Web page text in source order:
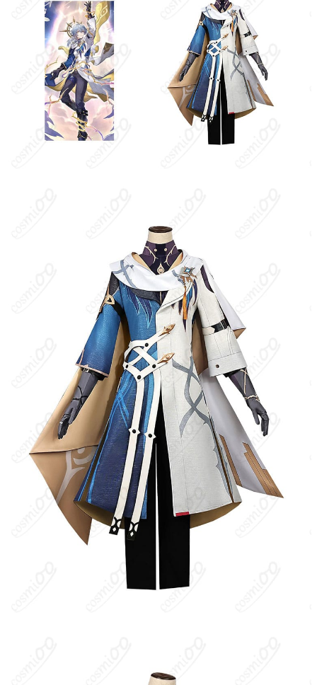
合があります。
セット内容
トップス、コート、ズボン、ベルト、太も
も飾り、腕飾り、ストール、指輪、耳飾
り、レッグカバー、胸飾り、髪飾り、手
袋。セット内容は製造ロットや工法の変更
により若干異なる場合があります。
サイズ
XS、S、M、L、XL、XXL、XXXL
加工に7～15営業日、配送に5～7営業日（※
PayPal、銀行振込
コスプレイベント、写真撮影、舞台、公
演、ハロウィン、アニメコン、パーティー
ハンガーに吊るす、収納ケースに入れる、
衣装袋に保管
商品状態
新品未使用
洗濯方法
手洗い推奨、漂白不可
ペナコニー編に登場する重要人物。夢の都ペナコニーを実効支配
する組織「ファミリー」に属し、来訪者を迎えるホスト役として
振る舞う。穏やかで礼節を重んじる紳士然とした態度が特徴だ
が、都市と“夢”に関わる計画を秘めていることが示唆される。
キャラクター設定：白や淡色を基調としたフォーマルスーツに、
細やかな装飾と上質なアクセサリーを合わせたクラシックな紳士
スタイル。丁寧な物腰と知的な話しぶりで相手をもてなしつつ
も、内には強い信念と計算高さを併せ持つ。コスプレ再現では生
地の艶、装飾の立体感、色分けのコントラストがポイント。衣装
バージョン：新衣装（公式ビジュアル準拠／忠実再現・高品